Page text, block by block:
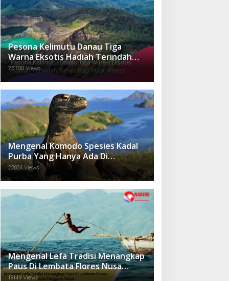
Pesona Kelimutu Danau Tiga
Warna Eksotis Hadiah Terindah
Tuhan Bagi Pulau Flores
25700 Views
Mengenal Komodo Spesies Kadal
Purba Yang Hanya Ada Di
Indonesia.
22834 Views
Mengenal Lefa Tradisi Menangkap
Paus Di Lembata Flores Nusa
Tenggara Timur
19149 Views